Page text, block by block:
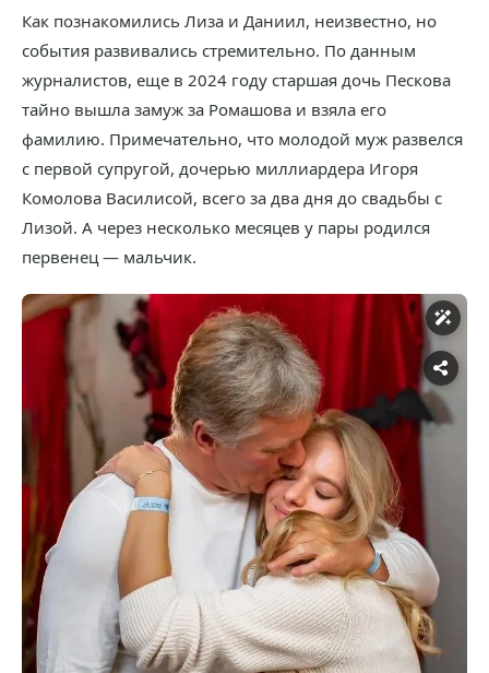
Как познакомились Лиза и Даниил, неизвестно, но
события развивались стремительно. По данным
журналистов, еще в 2024 году старшая дочь Пескова
тайно вышла замуж за Ромашова и взяла его
фамилию. Примечательно, что молодой муж развелся
с первой супругой, дочерью миллиардера Игоря
Комолова Василисой, всего за два дня до свадьбы с
Лизой. А через несколько месяцев у пары родился
первенец — мальчик.